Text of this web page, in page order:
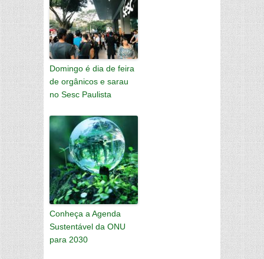
Domingo é dia de feira
de orgânicos e sarau
no Sesc Paulista
Conheça a Agenda
Sustentável da ONU
para 2030